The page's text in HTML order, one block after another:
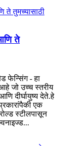
ते
फेन्सिंग - हा
जो उच्च स्तरीय
दीर्घायुष्य देते.हे
एक
स्टीलपासून